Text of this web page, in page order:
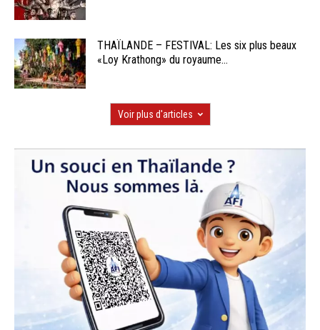
THAÏLANDE – FESTIVAL: Les six plus beaux
«Loy Krathong» du royaume...
Voir plus d'articles